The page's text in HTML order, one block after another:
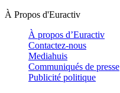
À Propos d'Euractiv
À propos d’Euractiv
Contactez-nous
Mediahuis
Communiqués de presse
Publicité politique